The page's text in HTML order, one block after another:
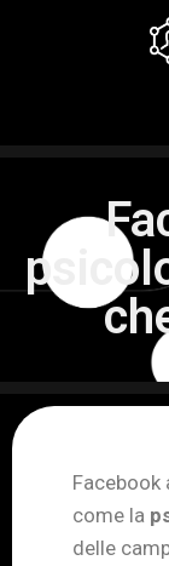
Facebook
come la
delle